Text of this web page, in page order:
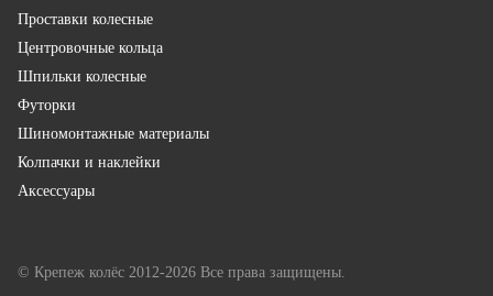
Проставки колесные
Центровочные кольца
Шпильки колесные
Футорки
Шиномонтажные материалы
Колпачки и наклейки
Аксессуары
© Крепеж колёс 2012-2026 Все права защищены.